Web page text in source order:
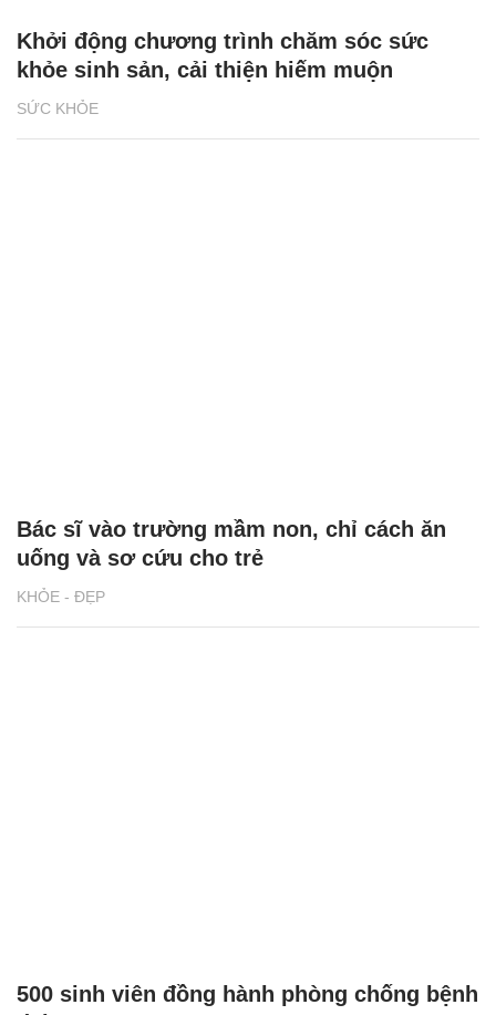
SỨC KHỎE
Khởi động chương trình chăm sóc sức
khỏe sinh sản, cải thiện hiếm muộn
KHỎE - ĐẸP
Bác sĩ vào trường mầm non, chỉ cách ăn
uống và sơ cứu cho trẻ
500 sinh viên đồng hành phòng chống bệnh